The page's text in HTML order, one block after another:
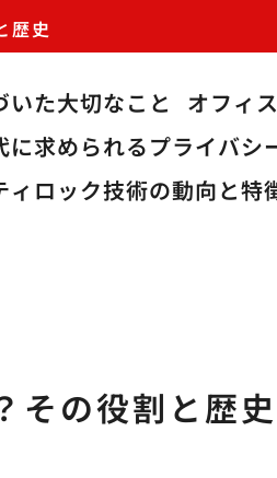
歴史
た大切なこと
オフィ
に求められるプライバシ
ィロック技術の動向と特
その役割と歴史